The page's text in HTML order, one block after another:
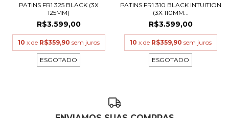
PATINS FR1 325 BLACK (3X
125MM)
R$3.599,00
10 x de R$359,90 sem juros
ESGOTADO
PATINS FR1 310 BLACK INTUITION
(3X 110MM...
R$3.599,00
10 x de R$359,90 sem juros
ESGOTADO